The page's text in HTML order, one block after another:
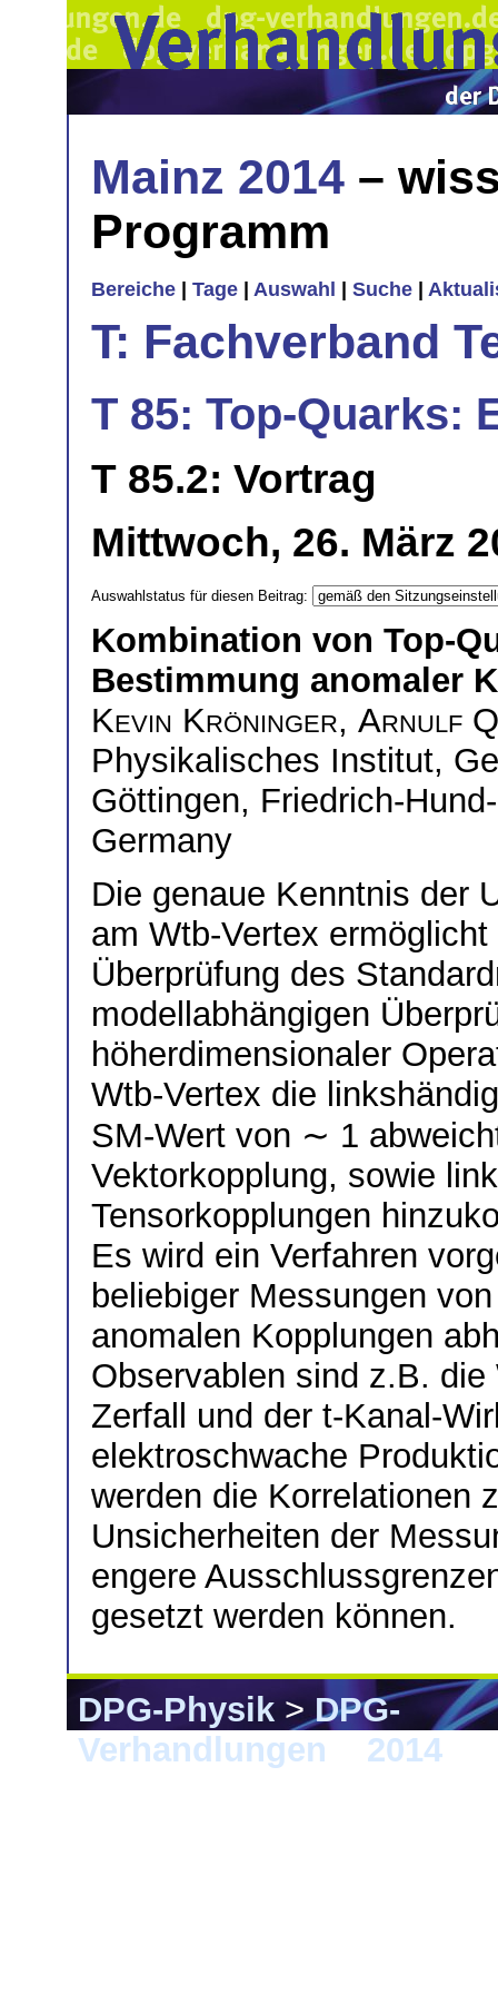
Mainz 2014 –
Programm
Bereiche Tage Auswahl Suche
T: Fachverband
T 85: Top-Quarks:
T 85.2: Vortrag
Mittwoch, 26. März
Auswahlstatus für diesen Beitrag:
Kombination von Top-
Bestimmung anomaler
Kevin Kröninger, Arnulf
Physikalisches Institut,
Göttingen, Friedrich-
Germany
Die genaue Kenntnis der
am Wtb-Vertex
Überprüfung des
modellabhängigen
höherdimensionaler
Wtb-Vertex die
SM-Wert von ∼ 1
Vektorkopplung, sowie
Tensorkopplungen
Es wird ein Verfahren
beliebiger Messungen
anomalen Kopplungen
Observablen sind z.B.
Zerfall und der t-Kanal-
elektroschwache
werden die Korrelationen
Unsicherheiten der
engere
gesetzt werden können.
DPG-Physik>DPG-
Verhandlungen
2014